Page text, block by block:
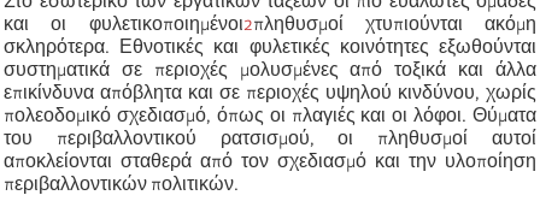
και οι φυλετικοποιημένοι2πληθυσμοί χτυπιούνται ακόμη
σκληρότερα. Εθνοτικές και φυλετικές κοινότητες εξωθούνται
συστηματικά σε περιοχές μολυσμένες από τοξικά και άλλα
επικίνδυνα απόβλητα και σε περιοχές υψηλού κινδύνου, χωρίς
πολεοδομικό σχεδιασμό, όπως οι πλαγιές και οι λόφοι. Θύματα
του περιβαλλοντικού ρατσισμού, οι πληθυσμοί αυτοί
αποκλείονται σταθερά από τον σχεδιασμό και την υλοποίηση
περιβαλλοντικών πολιτικών.